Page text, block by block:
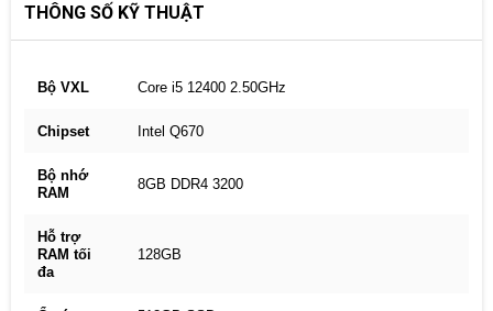
THÔNG SỐ KỸ THUẬT
Bộ VXL Core i5 12400 2.50GHz
Chipset Intel Q670
Bộ nhớ
RAM
8GB DDR4 3200
Hỗ trợ
RAM tối
đa
128GB